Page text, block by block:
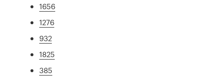
1656
1276
932
1825
385